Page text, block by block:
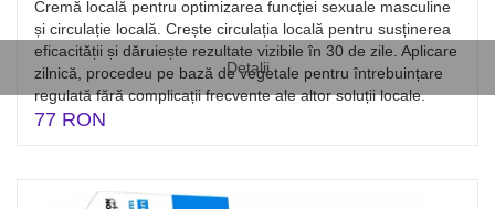
Detalii
Cremă locală pentru optimizarea funcției sexuale masculine
și circulație locală. Crește circulația locală pentru susținerea
eficacității și dăruiește rezultate vizibile în 30 de zile. Aplicare
zilnică, procedeu pe bază de vegetale pentru întrebuințare
regulată fără complicații frecvente ale altor soluții locale.
77 RON